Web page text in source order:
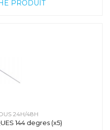
PRODUIT
24H/48H
144 degres (x5)